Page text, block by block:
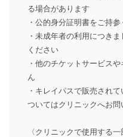
る場合があります
・公的身分証明書をご持
・未成年者の利用につき
ください
・他のチケットサービス
ん
・キレイパスで販売され
ついてはクリニックへお
〈クリニックで使用する